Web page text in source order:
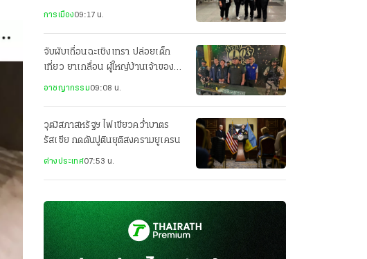
พิพากษา หรือคำสั่งอื่น
การเมือง09:17 น.
จับผับเถื่อนฉะเชิงเทรา ปล่อยเด็ก
เที่ยว ยาเกลื่อน ผู้ใหญ่บ้านเจ้าของ-
อาชญากรรม09:08 น.
วุฒิสภาสหรัฐฯ ไฟเขียวคว่ำบาตร
รัสเซีย กดดันปูตินยุติสงครามยูเครน
ต่างประเทศ07:53 น.